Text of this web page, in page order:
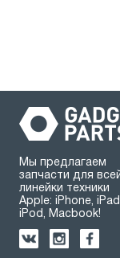
Мы предлагаем
запчасти для
линейки техники
Apple: iPhone,
iPod, Macbook!